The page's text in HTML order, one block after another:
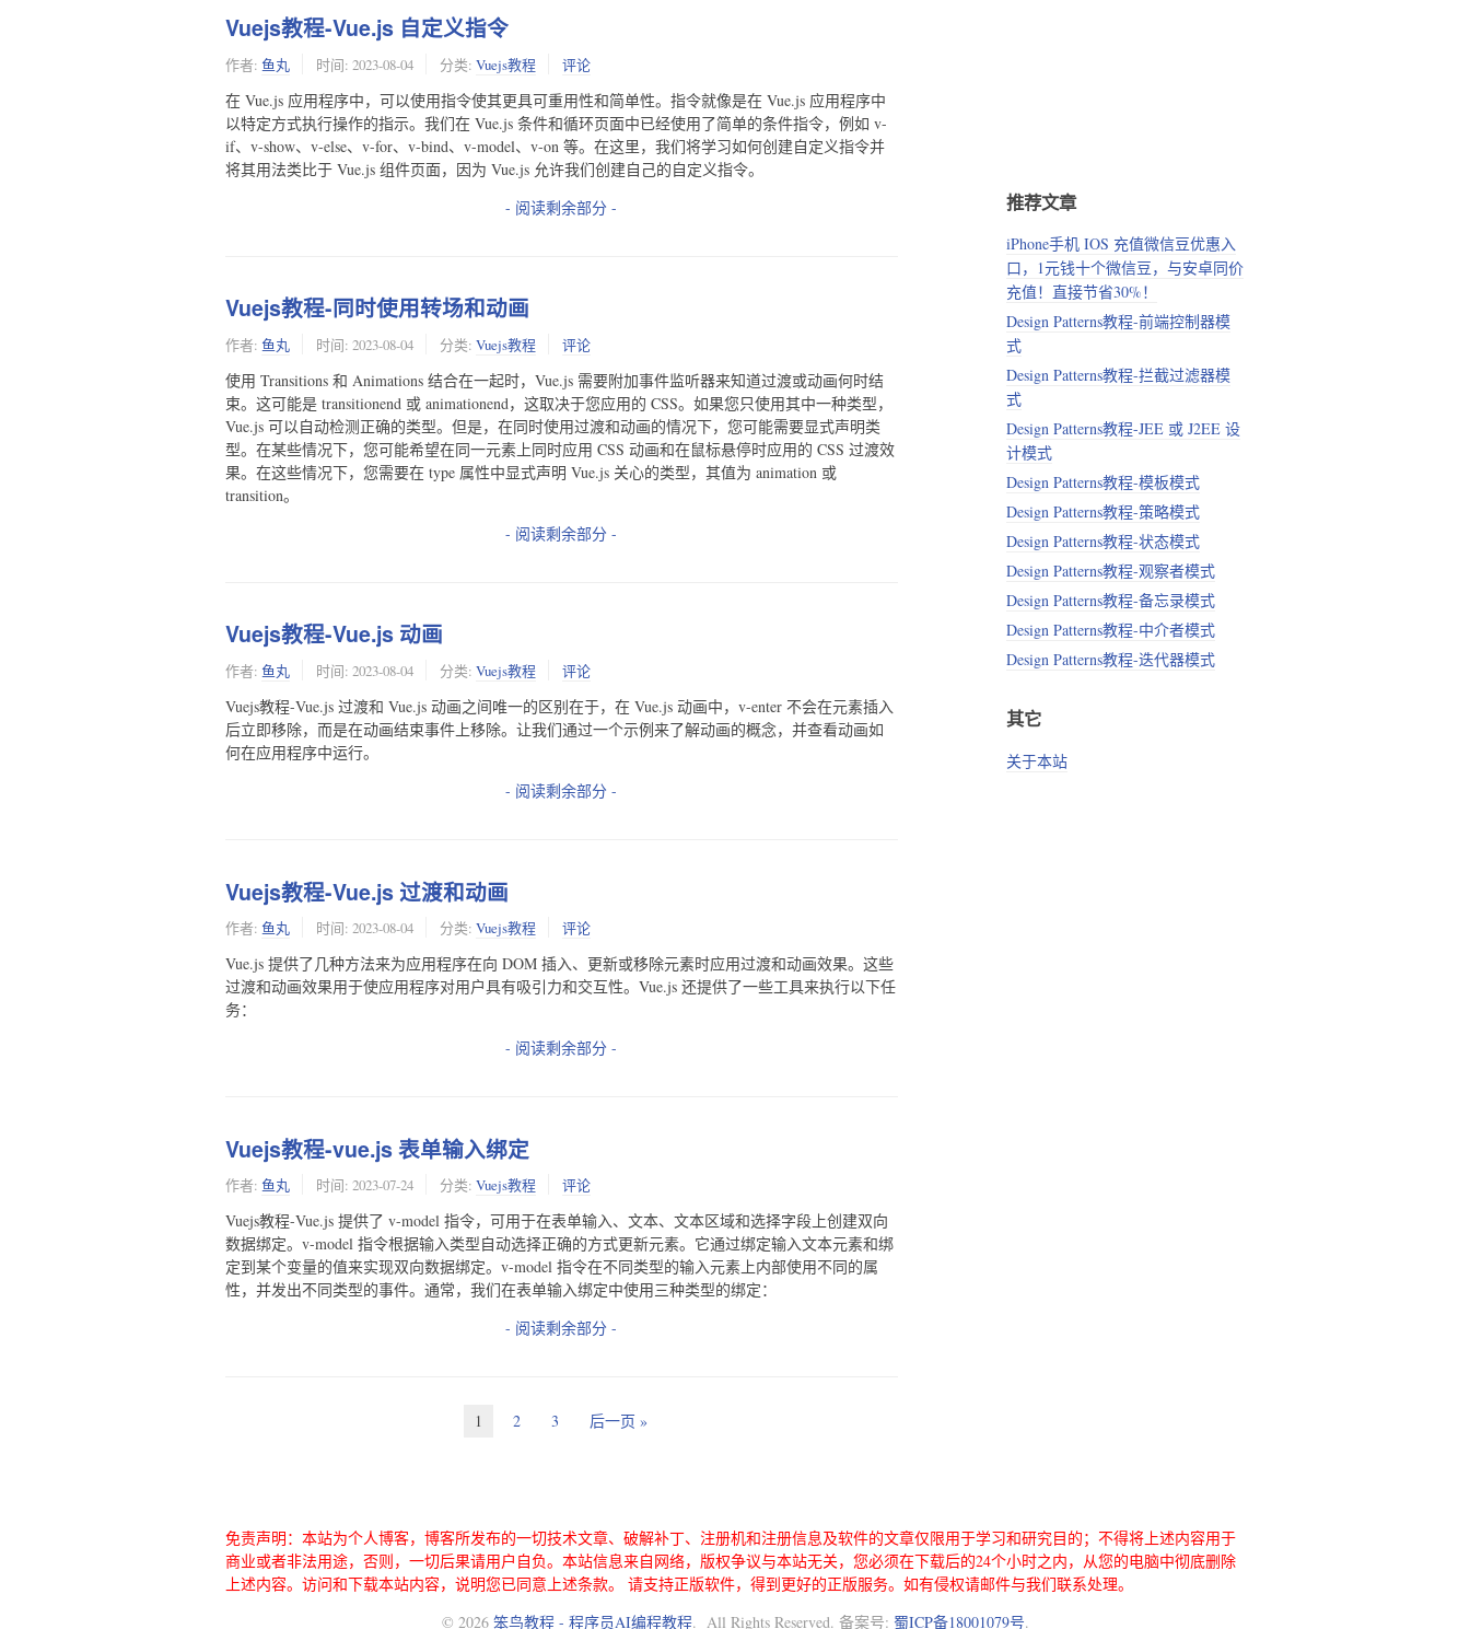
Vuejs教程-Vue.js 自定义指令
作者: 鱼丸 时间: 2023-08-04 分类: Vuejs教程 评论
在 Vue.js 应用程序中，可以使用指令使其更具可重用性和简单性。指令就像是在 Vue.js 应用程序中
以特定方式执行操作的指示。我们在 Vue.js 条件和循环页面中已经使用了简单的条件指令，例如 v-
if、v-show、v-else、v-for、v-bind、v-model、v-on 等。在这里，我们将学习如何创建自定义指令并
将其用法类比于 Vue.js 组件页面，因为 Vue.js 允许我们创建自己的自定义指令。
- 阅读剩余部分 -
Vuejs教程-同时使用转场和动画
作者: 鱼丸 时间: 2023-08-04 分类: Vuejs教程 评论
使用 Transitions 和 Animations 结合在一起时，Vue.js 需要附加事件监听器来知道过渡或动画何时结
束。这可能是 transitionend 或 animationend，这取决于您应用的 CSS。如果您只使用其中一种类型，
Vue.js 可以自动检测正确的类型。但是，在同时使用过渡和动画的情况下，您可能需要显式声明类
型。在某些情况下，您可能希望在同一元素上同时应用 CSS 动画和在鼠标悬停时应用的 CSS 过渡效
果。在这些情况下，您需要在 type 属性中显式声明 Vue.js 关心的类型，其值为 animation 或
transition。
- 阅读剩余部分 -
Vuejs教程-Vue.js 动画
作者: 鱼丸 时间: 2023-08-04 分类: Vuejs教程 评论
Vuejs教程-Vue.js 过渡和 Vue.js 动画之间唯一的区别在于，在 Vue.js 动画中，v-enter 不会在元素插入
后立即移除，而是在动画结束事件上移除。让我们通过一个示例来了解动画的概念，并查看动画如
何在应用程序中运行。
- 阅读剩余部分 -
Vuejs教程-Vue.js 过渡和动画
作者: 鱼丸 时间: 2023-08-04 分类: Vuejs教程 评论
Vue.js 提供了几种方法来为应用程序在向 DOM 插入、更新或移除元素时应用过渡和动画效果。这些
过渡和动画效果用于使应用程序对用户具有吸引力和交互性。Vue.js 还提供了一些工具来执行以下任
务：
- 阅读剩余部分 -
Vuejs教程-vue.js 表单输入绑定
作者: 鱼丸 时间: 2023-07-24 分类: Vuejs教程 评论
Vuejs教程-Vue.js 提供了 v-model 指令，可用于在表单输入、文本、文本区域和选择字段上创建双向
数据绑定。v-model 指令根据输入类型自动选择正确的方式更新元素。它通过绑定输入文本元素和绑
定到某个变量的值来实现双向数据绑定。v-model 指令在不同类型的输入元素上内部使用不同的属
性，并发出不同类型的事件。通常，我们在表单输入绑定中使用三种类型的绑定：
- 阅读剩余部分 -
1 2 3 后一页 »
推荐文章
iPhone手机 IOS 充值微信豆优惠入
口，1元钱十个微信豆，与安卓同价
充值！直接节省30%！
Design Patterns教程-前端控制器模
式
Design Patterns教程-拦截过滤器模
式
Design Patterns教程-JEE 或 J2EE 设
计模式
Design Patterns教程-模板模式
Design Patterns教程-策略模式
Design Patterns教程-状态模式
Design Patterns教程-观察者模式
Design Patterns教程-备忘录模式
Design Patterns教程-中介者模式
Design Patterns教程-迭代器模式
其它
关于本站
免责声明：本站为个人博客，博客所发布的一切技术文章、破解补丁、注册机和注册信息及软件的文章仅限用于学习和研究目的；不得将上述内容用于
商业或者非法用途，否则，一切后果请用户自负。本站信息来自网络，版权争议与本站无关，您必须在下载后的24个小时之内，从您的电脑中彻底删除
上述内容。访问和下载本站内容，说明您已同意上述条款。 请支持正版软件，得到更好的正版服务。如有侵权请邮件与我们联系处理。
© 2026 笨鸟教程 - 程序员AI编程教程. All Rights Reserved. 备案号: 蜀ICP备18001079号.